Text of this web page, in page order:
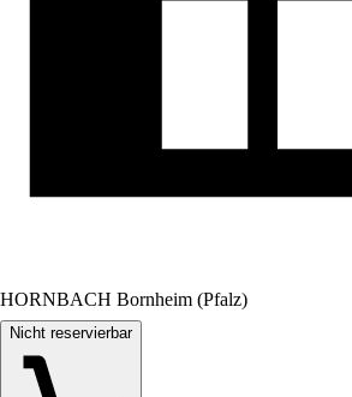
HORNBACH Bornheim (Pfalz)
Nicht reservierbar